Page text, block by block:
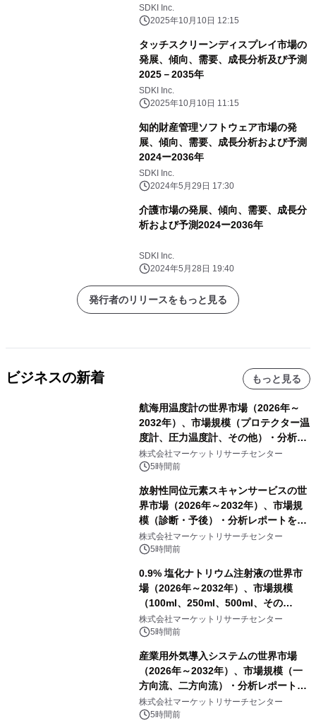
SDKI Inc.
2025年10月10日 12:15
タッチスクリーンディスプレイ市場の
発展、傾向、需要、成長分析及び予測
2025－2035年
SDKI Inc.
2025年10月10日 11:15
知的財産管理ソフトウェア市場の発
展、傾向、需要、成長分析および予測
2024ー2036年
SDKI Inc.
2024年5月29日 17:30
介護市場の発展、傾向、需要、成長分
析および予測2024ー2036年
SDKI Inc.
2024年5月28日 19:40
発行者のリリースをもっと見る
ビジネスの新着 もっと見る
航海用温度計の世界市場（2026年～
2032年）、市場規模（プロテクター温
度計、圧力温度計、その他）・分析レ
ポートを発表
株式会社マーケットリサーチセンター
5時間前
放射性同位元素スキャンサービスの世
界市場（2026年～2032年）、市場規
模（診断・予後）・分析レポートを発
表
株式会社マーケットリサーチセンター
5時間前
0.9% 塩化ナトリウム注射液の世界市
場（2026年～2032年）、市場規模
（100ml、250ml、500ml、その
他）・分析レポートを発表
株式会社マーケットリサーチセンター
5時間前
産業用外気導入システムの世界市場
（2026年～2032年）、市場規模（一
方向流、二方向流）・分析レポートを
発表
株式会社マーケットリサーチセンター
5時間前